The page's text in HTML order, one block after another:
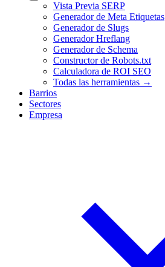
Vista Previa SERP
Generador de Meta Etiquetas
Generador de Slugs
Generador Hreflang
Generador de Schema
Constructor de Robots.txt
Calculadora de ROI SEO
Todas las herramientas →
Barrios
Sectores
Empresa